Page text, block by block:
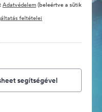
Adatvédelem(beleértve a sütik
feltételei
segítségével